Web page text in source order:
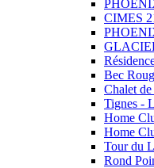
CIMES
Bec
Chalet
Tignes -
Home
Home
Tour du
Rond